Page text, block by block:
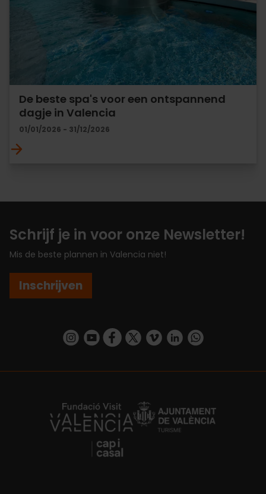
De beste spa's voor een ontspannend
dagje in Valencia
01/01/2026 - 31/12/2026
Schrijf je in voor onze Newsletter!
Mis de beste plannen in Valencia niet!
Inschrijven
https://www.instagram.com/visit_valencia/
https://www.youtube.com/user/
https://www.facebook.com/
https://twitter.com/
https://vimeo.com/
https://www.linkedin.com/company/turismo-valencia/https://api.whatsapp.com/send/
https://fundacion.visitvalencia.com/